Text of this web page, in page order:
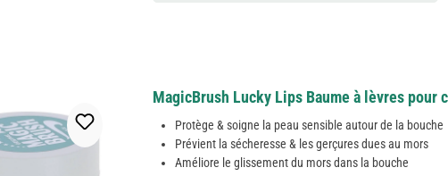
MagicBrush Lucky Lips Baume à lèvres pour
Protège & soigne la peau sensible autour de la bouche
Prévient la sécheresse & les gerçures dues au mors
Améliore le glissement du mors dans la bouche